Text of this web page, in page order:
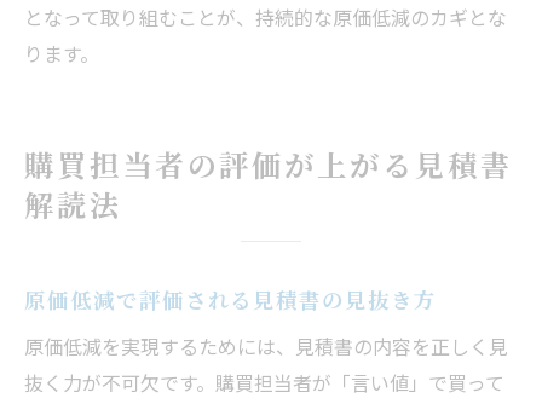
となって取り組むことが、持続的な原価低減のカギとな
ります。
購買担当者の評価が上がる見積書
解読法
原価低減で評価される見積書の見抜き方
原価低減を実現するためには、見積書の内容を正しく見
抜く力が不可欠です。購買担当者が「言い値」で買って